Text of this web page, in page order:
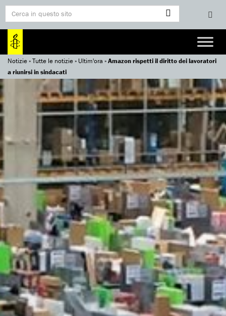
Notizie»Tutte le notizie» Ultim'ora »Amazon rispetti il diritto dei lavoratori
a riunirsi in sindacati